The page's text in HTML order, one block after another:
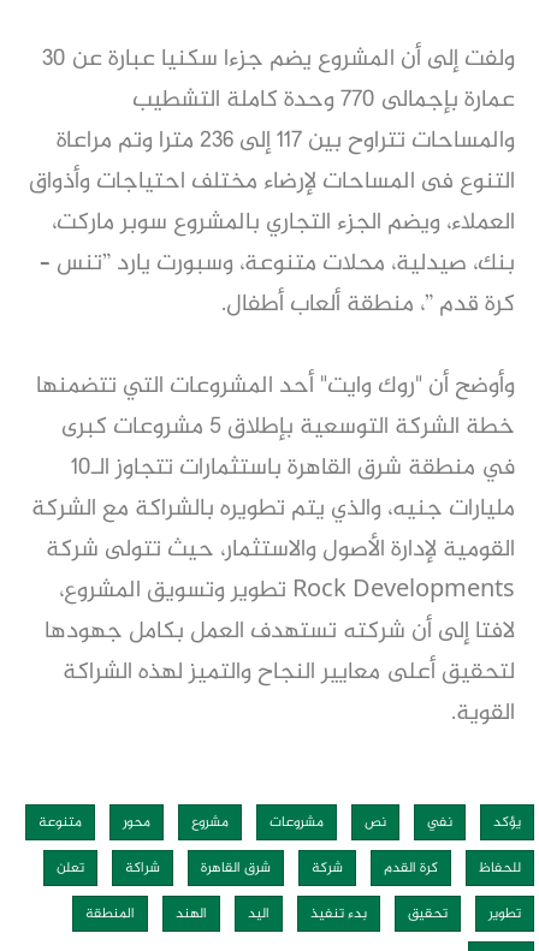
ولفت إلى أن المشروع يضم جزءا سكنيا عبارة عن 30
عمارة بإجمالى 770 وحدة كاملة التشطيب
والمساحات تتراوح بين 117 إلى 236 مترا وتم مراعاة
التنوع فى المساحات لإرضاء مختلف احتياجات وأذواق
العملاء، ويضم الجزء التجاري بالمشروع سوبر ماركت،
بنك، صيدلية، محلات متنوعة، وسبورت يارد ”تنس –
كرة قدم ”، منطقة ألعاب أطفال.
وأوضح أن "روك وايت" أحد المشروعات التي تتضمنها
خطة الشركة التوسعية بإطلاق 5 مشروعات كبرى
في منطقة شرق القاهرة باستثمارات تتجاوز الـ10
مليارات جنيه، والذي يتم تطويره بالشراكة مع الشركة
القومية لإدارة الأصول والاستثمار، حيث تتولى شركة
Rock Developments تطوير وتسويق المشروع،
لافتا إلى أن شركته تستهدف العمل بكامل جهودها
لتحقيق أعلى معايير النجاح والتميز لهذه الشراكة
القوية.
يؤكد نفي نص مشروعات مشروع محور
متنوعة
للحفاظ
كرة القدم شركة شرق القاهرة شراكة
تعلن
تطوير
تحقيق بدء تنفيذ اليد الهند
المنطقة